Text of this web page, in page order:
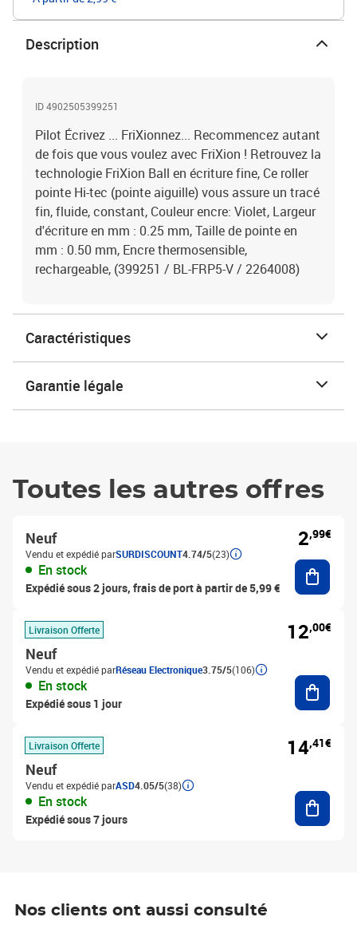
Description
ID 4902505399251
Pilot Écrivez ... FriXionnez... Recommencez autant
de fois que vous voulez avec FriXion ! Retrouvez la
technologie FriXion Ball en écriture fine, Ce roller
pointe Hi-tec (pointe aiguille) vous assure un tracé
fin, fluide, constant, Couleur encre: Violet, Largeur
d'écriture en mm : 0.25 mm, Taille de pointe en
mm : 0.50 mm, Encre thermosensible,
rechargeable, (399251 / BL-FRP5-V / 2264008)
Caractéristiques
Garantie légale
Toutes les autres offres
Neuf
Vendu et expédié parSURDISCOUNT4.74/5(23)
En stock
Expédié sous 2 jours, frais de port à partir de 5,99 €
2,99€
Livraison Offerte
Neuf
Vendu et expédié parRéseau Electronique3.75/5(106)
En stock
Expédié sous 1 jour
12,00€
Livraison Offerte
Neuf
Vendu et expédié parASD4.05/5(38)
En stock
Expédié sous 7 jours
14,41€
Nos clients ont aussi consulté